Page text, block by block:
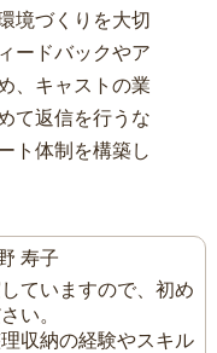
境づくりを大切
ードバックやア
、キャストの業
て返信を行うな
ト体制を構築し
寿子
ていますので、初め
い。
収納の経験やスキル